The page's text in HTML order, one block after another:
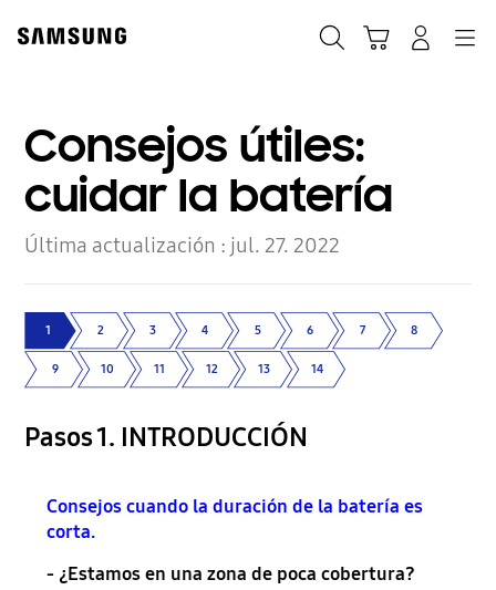
content
Consejos útiles:
cuidar la batería
Última actualización : jul. 27. 2022
1 2 3 4 5 6 7 8
9 10 11 12 13 14
Pasos 1. INTRODUCCIÓN
Consejos cuando la duración de la batería es
corta.
- ¿Estamos en una zona de poca cobertura?